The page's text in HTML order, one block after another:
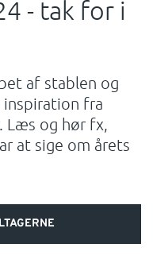
group.com
- tak for i
af stablen og
inspiration fra
Læs og hør fx,
at sige om årets